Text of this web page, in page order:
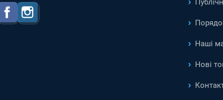
Facebook
Наші
Нові